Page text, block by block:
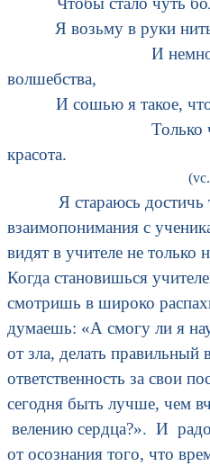
Я возьму в руки
И немного
волшебства,
И сошью я такое,
Только чтобы
красота.
Я стараюсь достичь
взаимопонимания с
видят в учителе не только
Когда становишься
смотришь в широко
думаешь: «А смогу ли я
от зла, делать правильный
ответственность за свои
сегодня быть лучше, чем
велению сердца?». И
от осознания того, что